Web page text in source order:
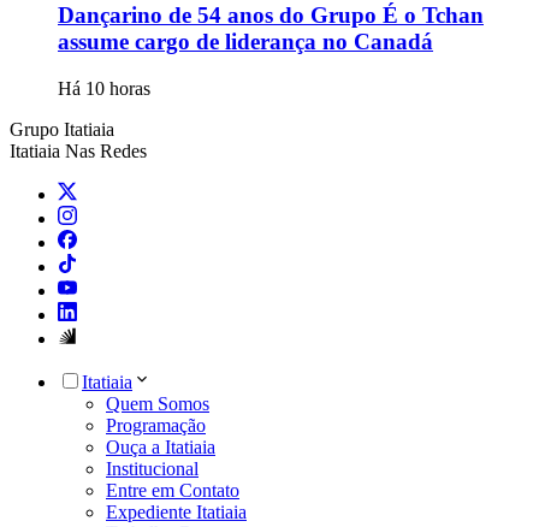
Dançarino de 54 anos do Grupo É o Tchan
assume cargo de liderança no Canadá
Há 10 horas
Grupo Itatiaia
Itatiaia Nas Redes
Itatiaia
Quem Somos
Programação
Ouça a Itatiaia
Institucional
Entre em Contato
Expediente Itatiaia